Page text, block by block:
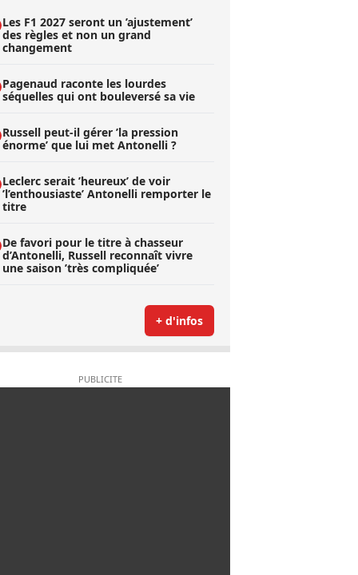
Les F1 2027 seront un ’ajustement’
des règles et non un grand
changement
Pagenaud raconte les lourdes
séquelles qui ont bouleversé sa vie
Russell peut-il gérer ’la pression
énorme’ que lui met Antonelli ?
Leclerc serait ’heureux’ de voir
’l’enthousiaste’ Antonelli remporter le
titre
De favori pour le titre à chasseur
d’Antonelli, Russell reconnaît vivre
une saison ’très compliquée’
+ d'infos